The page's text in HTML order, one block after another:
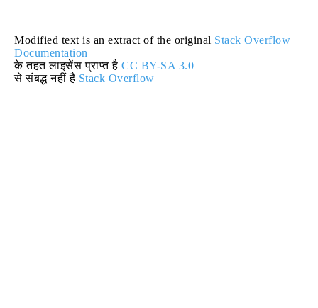
Modified text is an extract of the original Stack Overflow
Documentation
के तहत लाइसेंस प्राप्त है CC BY-SA 3.0
से संबद्ध नहीं है Stack Overflow